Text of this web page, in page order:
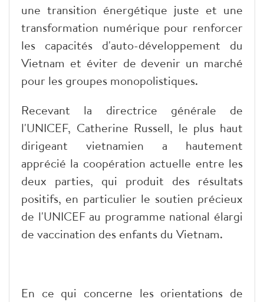
une transition énergétique juste et une
transformation numérique pour renforcer
les capacités d'auto-développement du
Vietnam et éviter de devenir un marché
pour les groupes monopolistiques.
Recevant la directrice générale de
l'UNICEF, Catherine Russell, le plus haut
dirigeant vietnamien a hautement
apprécié la coopération actuelle entre les
deux parties, qui produit des résultats
positifs, en particulier le soutien précieux
de l'UNICEF au programme national élargi
de vaccination des enfants du Vietnam.
En ce qui concerne les orientations de